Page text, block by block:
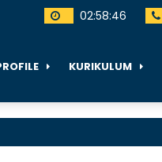
02:58:46
KURIKULUM